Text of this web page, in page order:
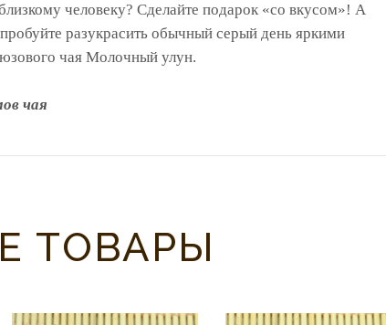
человеку? Сделайте подарок «со вкусом»! А
разукрасить обычный серый день яркими
чая Молочный улун.
чая
ТОВАРЫ